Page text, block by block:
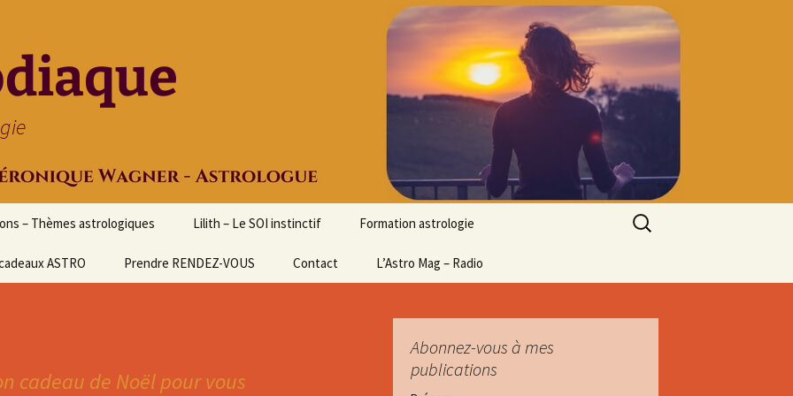
– Thèmes astrologiques Lilith – Le SOI instinctif Formation astrologie
Initiation à l’ASTROLOGIE
Stage découverte
Cours particulier
Formation en ligne
Astrologie
ASTRO Prendre RENDEZ-VOUS Contact L’Astro Mag – Radio
Rechercher :
cadeau de Noël pour vous
Abonnez-vous à mes
publications